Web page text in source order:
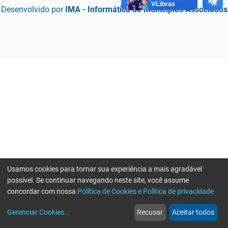
Desenvolvido por IMA - Informática de Municípios Associados
web
Notícias
more_horiz
Mais
Usamos cookies para tornar sua experiência a mais agradável
possível. Se continuar navegando neste site, você assume
concordar com nossa Política de Cookies e Política de privacidade
Gerenciar Cookies... Recusar Aceitar todos
Erro ao enviar informações, por favor tente novamente